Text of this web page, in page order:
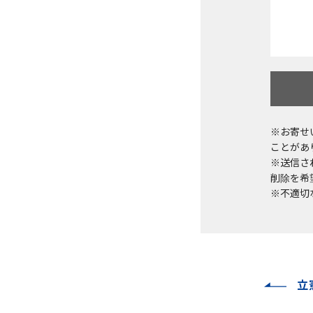
※お寄せ
ことがあ
※送信さ
削除を希
※不適切
立